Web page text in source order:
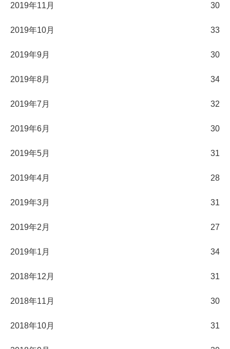
2019年11月 30
2019年10月 33
2019年9月 30
2019年8月 34
2019年7月 32
2019年6月 30
2019年5月 31
2019年4月 28
2019年3月 31
2019年2月 27
2019年1月 34
2018年12月 31
2018年11月 30
2018年10月 31